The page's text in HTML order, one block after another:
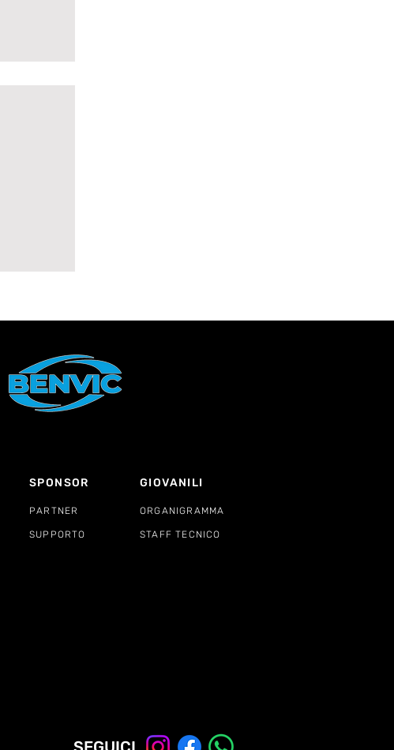
SPONSOR
PARTNER
SUPPORTO
GIOVANILI
ORGANIGRAMMA
STAFF TECNICO